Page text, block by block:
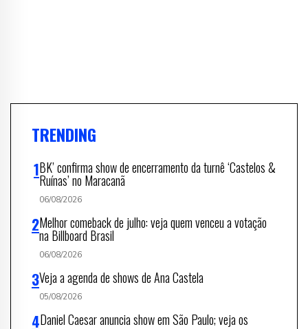
TRENDING
BK’ confirma show de encerramento da turnê ‘Castelos &
Ruínas’ no Maracanã
06/08/2026
Melhor comeback de julho: veja quem venceu a votação
na Billboard Brasil
06/08/2026
Veja a agenda de shows de Ana Castela
05/08/2026
Daniel Caesar anuncia show em São Paulo; veja os